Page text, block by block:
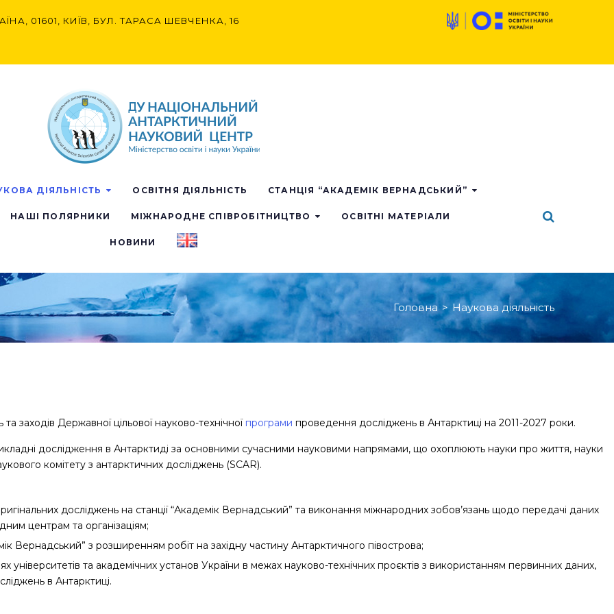
01601, КИЇВ, БУЛ. ТАРАСА ШЕВЧЕНКА, 16
ДІЯЛЬНІСТЬ ОСВІТНЯ ДІЯЛЬНІСТЬ СТАНЦІЯ “АКАДЕМІК ВЕРНАДСЬКИЙ”
НАШІ ПОЛЯРНИКИ МІЖНАРОДНЕ СПІВРОБІТНИЦТВО ОСВІТНІ МАТЕРІАЛИ
НОВИНИ
Головна > Наукова діяльність
заходів Державної цільової науково-технічної програми проведення досліджень в Антарктиці на 2011-2027 роки.
дослідження в Антарктиді за основними сучасними науковими напрямами, що охоплюють науки про життя, науки
комітету з антарктичних досліджень (SCAR).
досліджень на станції “Академік Вернадський” та виконання міжнародних зобов’язань щодо передачі даних
центрам та організаціям;
Вернадський” з розширенням робіт на західну частину Антарктичного півострова;
та академічних установ України в межах науково-технічних проєктів з використанням первинних даних,
в Антарктиці.